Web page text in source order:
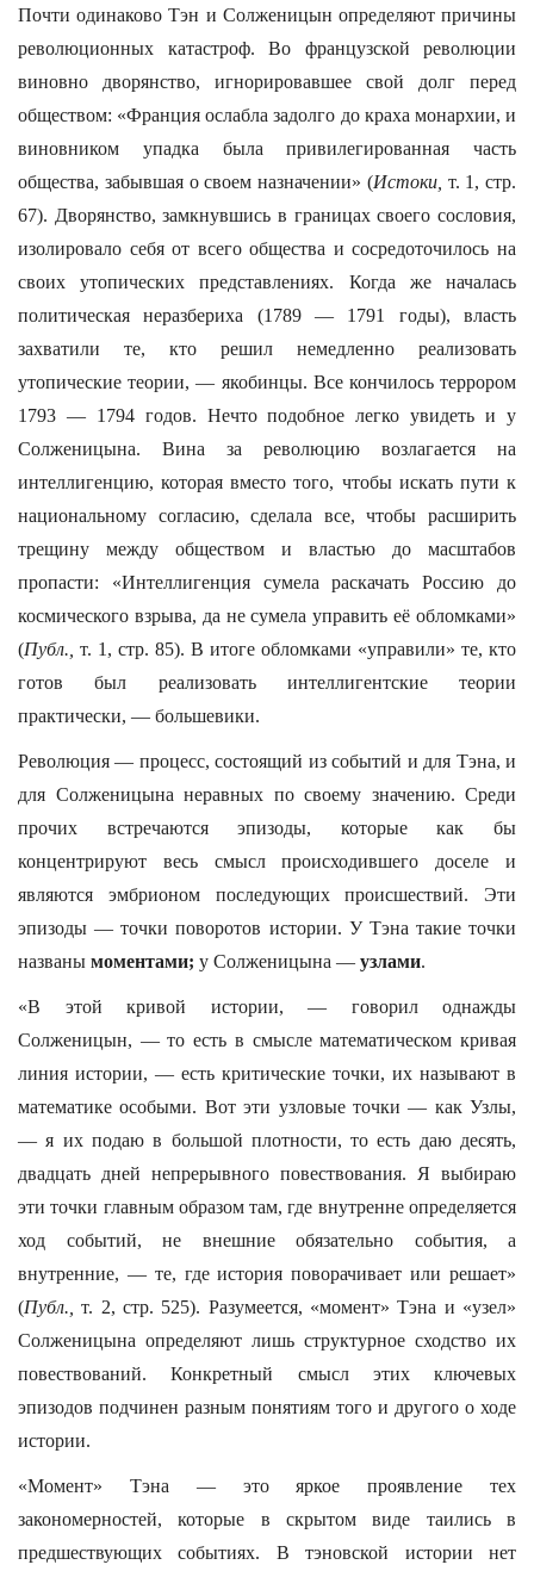
Почти одинаково Тэн и Солженицын определяют причины
революционных катастроф. Во французской революции
виновно дворянство, игнорировавшее свой долг перед
обществом: «Франция ослабла задолго до краха монархии, и
виновником упадка была привилегированная часть
общества, забывшая о своем назначении» (Истоки, т. 1, стр.
67). Дворянство, замкнувшись в границах своего сословия,
изолировало себя от всего общества и сосредоточилось на
своих утопических представлениях. Когда же началась
политическая неразбериха (1789 — 1791 годы), власть
захватили те, кто решил немедленно реализовать
утопические теории, — якобинцы. Все кончилось террором
1793 — 1794 годов. Нечто подобное легко увидеть и у
Солженицына. Вина за революцию возлагается на
интеллигенцию, которая вместо того, чтобы искать пути к
национальному согласию, сделала все, чтобы расширить
трещину между обществом и властью до масштабов
пропасти: «Интеллигенция сумела раскачать Россию до
космического взрыва, да не сумела управить её обломками»
(Публ., т. 1, стр. 85). В итоге обломками «управили» те, кто
готов был реализовать интеллигентские теории
практически, — большевики.
Революция — процесс, состоящий из событий и для Тэна, и
для Солженицына неравных по своему значению. Среди
прочих встречаются эпизоды, которые как бы
концентрируют весь смысл происходившего доселе и
являются эмбрионом последующих происшествий. Эти
эпизоды — точки поворотов истории. У Тэна такие точки
названы моментами; у Солженицына — узлами.
«В этой кривой истории, — говорил однажды
Солженицын, — то есть в смысле математическом кривая
линия истории, — есть критические точки, их называют в
математике особыми. Вот эти узловые точки — как Узлы,
— я их подаю в большой плотности, то есть даю десять,
двадцать дней непрерывного повествования. Я выбираю
эти точки главным образом там, где внутренне определяется
ход событий, не внешние обязательно события, а
внутренние, — те, где история поворачивает или решает»
(Публ.,
т. 2, стр. 525). Разумеется, «момент» Тэна и «узел»
Солженицына определяют лишь структурное сходство их
повествований. Конкретный смысл этих ключевых
эпизодов подчинен разным понятиям того и другого о ходе
истории.
«Момент» Тэна — это яркое проявление тех
закономерностей, которые в скрытом виде таились в
предшествующих событиях. В тэновской истории нет